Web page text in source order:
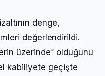
denge,
değerlendirildi.
üzerinde” olduğunu
kabiliyete geçişte